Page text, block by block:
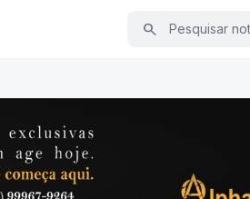
Pesquisar notícias
search